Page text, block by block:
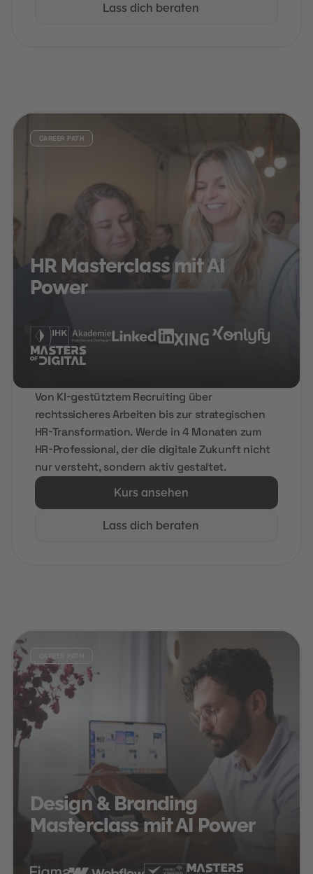
Lass dich beraten
CAREER PATH
HR Masterclass mit AI
Power
Von KI-gestütztem Recruiting über
rechtssicheres Arbeiten bis zur strategischen
HR-Transformation. Werde in 4 Monaten zum
HR-Professional, der die digitale Zukunft nicht
nur versteht, sondern aktiv gestaltet.
Kurs ansehen
Lass dich beraten
CAREER PATH
Design & Branding
Masterclass mit AI Power